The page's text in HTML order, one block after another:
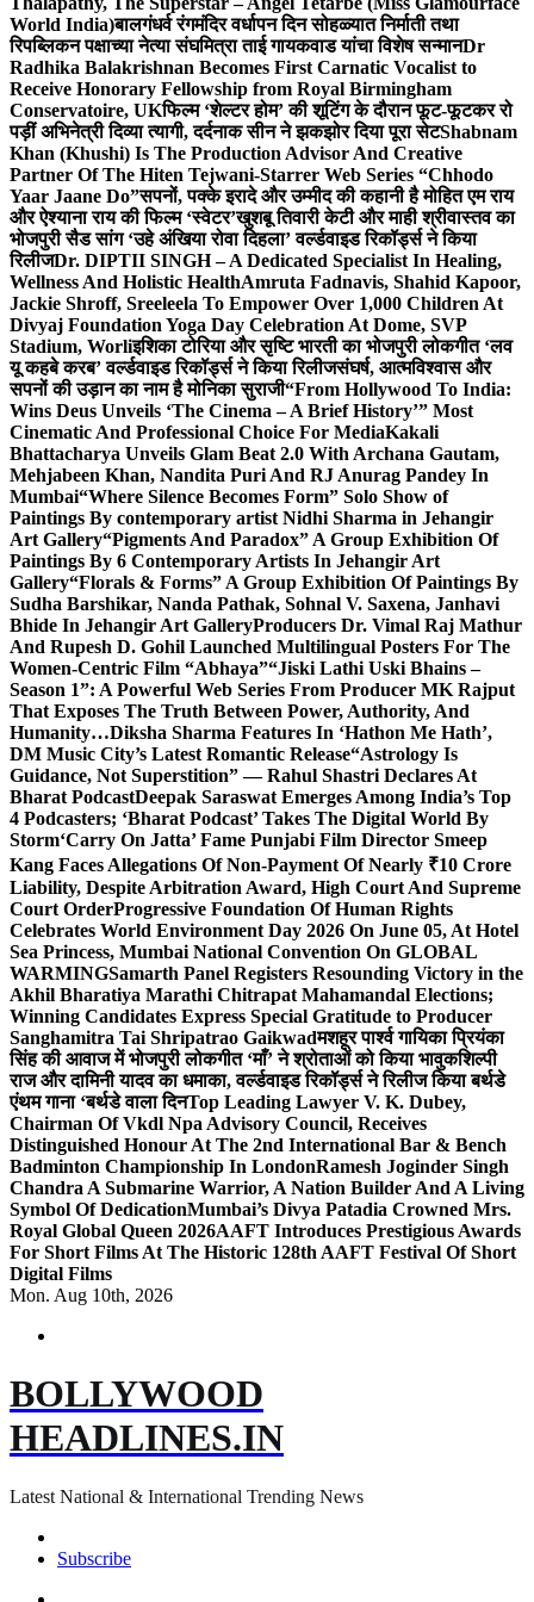
World India)बालगंधर्व रंगमंदिर वर्धापन दिन सोहळ्यात निर्माती तथा
रिपब्लिकन पक्षाच्या नेत्या संघमित्रा ताई गायकवाड यांचा विशेष सन्मानDr
Radhika Balakrishnan Becomes First Carnatic Vocalist to
Receive Honorary Fellowship from Royal Birmingham
Conservatoire, UKफिल्म ‘शेल्टर होम’ की शूटिंग के दौरान फूट-फूटकर रो
पड़ीं अभिनेत्री दिव्या त्यागी, दर्दनाक सीन ने झकझोर दिया पूरा सेटShabnam
Khan (Khushi) Is The Production Advisor And Creative
Partner Of The Hiten Tejwani-Starrer Web Series “Chhodo
Yaar Jaane Do”सपनों, पक्के इरादे और उम्मीद की कहानी है मोहित एम राय
और ऐश्याना राय की फिल्म ‘स्वेटर’खुशबू तिवारी केटी और माही श्रीवास्तव का
भोजपुरी सैड सांग ‘उहे अंखिया रोवा दिहला’ वर्ल्डवाइड रिकॉर्ड्स ने किया
रिलीजDr. DIPTII SINGH – A Dedicated Specialist In Healing,
Wellness And Holistic HealthAmruta Fadnavis, Shahid Kapoor,
Jackie Shroff, Sreeleela To Empower Over 1,000 Children At
Divyaj Foundation Yoga Day Celebration At Dome, SVP
Stadium, Worliइशिका टोरिया और सृष्टि भारती का भोजपुरी लोकगीत ‘लव
यू कहबे करब’ वर्ल्डवाइड रिकॉर्ड्स ने किया रिलीजसंघर्ष, आत्मविश्वास और
सपनों की उड़ान का नाम है मोनिका सुराजी“From Hollywood To India:
Wins Deus Unveils ‘The Cinema – A Brief History’” Most
Cinematic And Professional Choice For MediaKakali
Bhattacharya Unveils Glam Beat 2.0 With Archana Gautam,
Mehjabeen Khan, Nandita Puri And RJ Anurag Pandey In
Mumbai“Where Silence Becomes Form” Solo Show of
Paintings By contemporary artist Nidhi Sharma in Jehangir
Art Gallery“Pigments And Paradox” A Group Exhibition Of
Paintings By 6 Contemporary Artists In Jehangir Art
Gallery“Florals & Forms” A Group Exhibition Of Paintings By
Sudha Barshikar, Nanda Pathak, Sohnal V. Saxena, Janhavi
Bhide In Jehangir Art GalleryProducers Dr. Vimal Raj Mathur
And Rupesh D. Gohil Launched Multilingual Posters For The
Women-Centric Film “Abhaya”“Jiski Lathi Uski Bhains –
Season 1”: A Powerful Web Series From Producer MK Rajput
That Exposes The Truth Between Power, Authority, And
Humanity…Diksha Sharma Features In ‘Hathon Me Hath’,
DM Music City’s Latest Romantic Release“Astrology Is
Guidance, Not Superstition” — Rahul Shastri Declares At
Bharat PodcastDeepak Saraswat Emerges Among India’s Top
4 Podcasters; ‘Bharat Podcast’ Takes The Digital World By
Storm‘Carry On Jatta’ Fame Punjabi Film Director Smeep
Kang Faces Allegations Of Non-Payment Of Nearly ₹10 Crore
Liability, Despite Arbitration Award, High Court And Supreme
Court OrderProgressive Foundation Of Human Rights
Celebrates World Environment Day 2026 On June 05, At Hotel
Sea Princess, Mumbai National Convention On GLOBAL
WARMINGSamarth Panel Registers Resounding Victory in the
Akhil Bharatiya Marathi Chitrapat Mahamandal Elections;
Winning Candidates Express Special Gratitude to Producer
Sanghamitra Tai Shripatrao Gaikwadमशहूर पार्श्व गायिका प्रियंका
सिंह की आवाज में भोजपुरी लोकगीत ‘माँ’ ने श्रोताओं को किया भावुकशिल्पी
राज और दामिनी यादव का धमाका, वर्ल्डवाइड रिकॉर्ड्स ने रिलीज किया बर्थडे
एंथम गाना ‘बर्थडे वाला दिनTop Leading Lawyer V. K. Dubey,
Chairman Of Vkdl Npa Advisory Council, Receives
Distinguished Honour At The 2nd International Bar & Bench
Badminton Championship In LondonRamesh Joginder Singh
Chandra A Submarine Warrior, A Nation Builder And A Living
Symbol Of DedicationMumbai’s Divya Patadia Crowned Mrs.
Royal Global Queen 2026AAFT Introduces Prestigious Awards
For Short Films At The Historic 128th AAFT Festival Of Short
Digital Films
Mon. Aug 10th, 2026
BOLLYWOOD
HEADLINES.IN
Latest National & International Trending News
Subscribe